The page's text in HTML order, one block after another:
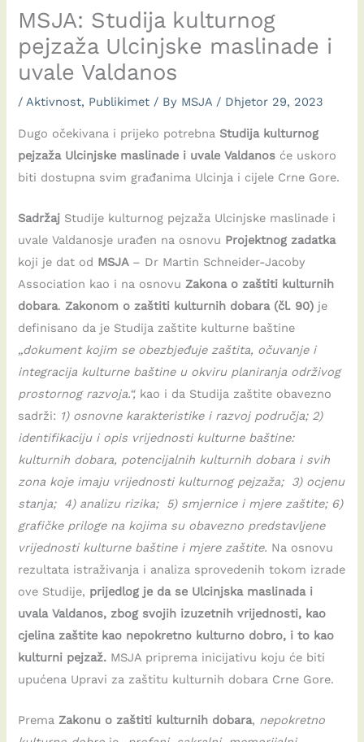
MSJA: Studija kulturnog
pejzaža Ulcinjske maslinade i
uvale Valdanos
/Aktivnost, Publikimet / By MSJA / Dhjetor 29, 2023
Dugo očekivana i prijeko potrebnaStudija kulturnog
pejzaža Ulcinjske maslinade i uvale Valdanos će uskoro
biti dostupna svim građanima Ulcinja i cijele Crne Gore.
Sadržaj Studije kulturnog pejzaža Ulcinjske maslinade i
uvale Valdanosje urađen na osnovu Projektnog zadatka
koji je dat od MSJA – Dr Martin Schneider-Jacoby
Association kao i na osnovuZakona o zaštiti kulturnih
dobara.Zakonom o zaštiti kulturnih dobara (čl. 90) je
definisano da je Studija zaštite kulturne baštine
„dokument kojim se obezbjeđuje zaštita, očuvanje i
integracija kulturne baštine u okviru planiranja održivog
prostornog razvoja.“, kao i da Studija zaštite obavezno
sadrži: 1) osnovne karakteristike i razvoj područja; 2)
identifikaciju i opis vrijednosti kulturne baštine:
kulturnih dobara, potencijalnih kulturnih dobara i svih
zona koje imaju vrijednosti kulturnog pejzaža; 3) ocjenu
stanja; 4) analizu rizika; 5) smjernice i mjere zaštite; 6)
grafičke priloge na kojima su obavezno predstavljene
vrijednosti kulturne baštine i mjere zaštite. Na osnovu
rezultata istraživanja i analiza sprovedenih tokom izrade
ove Studije, prijedlog je da se Ulcinjska maslinada i
uvala Valdanos, zbog svojih izuzetnih vrijednosti, kao
cjelina zaštite kao nepokretno kulturno dobro, i to kao
kulturni pejzaž. MSJA priprema inicijativu koju će biti
upućena Upravi za zaštitu kulturnih dobara Crne Gore.
PremaZakonu o zaštiti kulturnih dobara, nepokretno